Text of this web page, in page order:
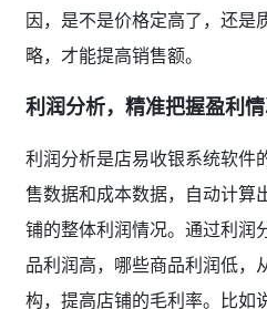
因，是不是价格定高了，还是
略，才能提高销售额。
利润分析，精准把握盈利
利润分析是店易收银系统软件
售数据和成本数据，自动计算
铺的整体利润情况。通过利润
品利润高，哪些商品利润低，
构，提高店铺的毛利率。比如